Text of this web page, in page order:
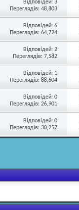
Відповідей:3
Переглядів: 48,803
Відповідей:6
Переглядів: 64,724
Відповідей:2
Переглядів: 7,582
Відповідей: 1
Переглядів: 88,604
Відповідей:0
Переглядів: 26,901
Відповідей:0
Переглядів: 30,257